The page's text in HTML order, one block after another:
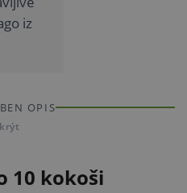
iz
OPIS
10 kokoši